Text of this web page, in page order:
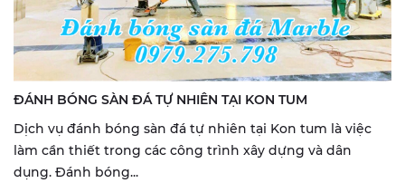
ĐÁNH BÓNG SÀN ĐÁ TỰ NHIÊN TẠI KON TUM
Dịch vụ đánh bóng sàn đá tự nhiên tại Kon tum là việc
làm cần thiết trong các công trình xây dựng và dân
dụng. Đánh bóng...